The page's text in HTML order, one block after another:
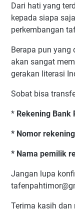
Dari hati yang
kepada siapa
perkembangan
Berapa pun
akan sangat
gerakan literasi
Sobat bisa
* Rekening Bank
* Nomor
* Nama pemilik
Jangan lupa
Terima kasih dan